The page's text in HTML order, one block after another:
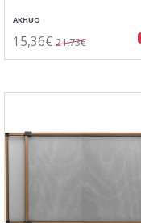
AKHUO
15,36€ 21,73€